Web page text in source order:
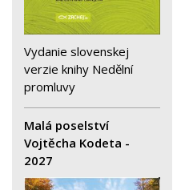
Vydanie slovenskej
verzie knihy Nedělní
promluvy
Malá poselství
Vojtěcha Kodeta -
2027